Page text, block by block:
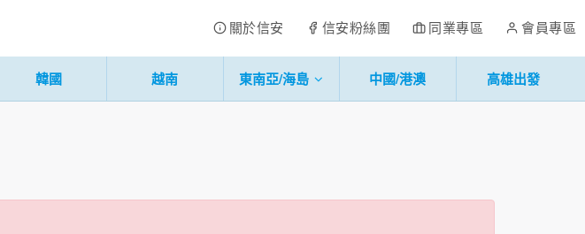
關於信安 信安粉絲團 同業專區 會員專區
韓國 越南 東南亞/海島 中國/港澳 高雄出發